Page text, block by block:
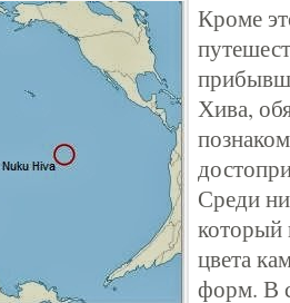
Кроме
Хива,
Среди
который
цвета
форм. В